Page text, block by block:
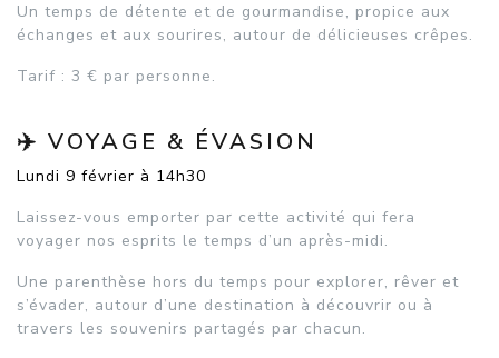
Un temps de détente et de gourmandise, propice aux
échanges et aux sourires, autour de délicieuses crêpes.
Tarif : 3 € par personne.
✈️ VOYAGE & ÉVASION
Lundi 9 février à 14h30
Laissez-vous emporter par cette activité qui fera
voyager nos esprits le temps d’un après-midi.
Une parenthèse hors du temps pour explorer, rêver et
s’évader, autour d’une destination à découvrir ou à
travers les souvenirs partagés par chacun.